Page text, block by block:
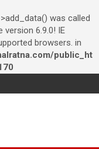
was called
version 6.9.0! IE
browsers. in
public_ht